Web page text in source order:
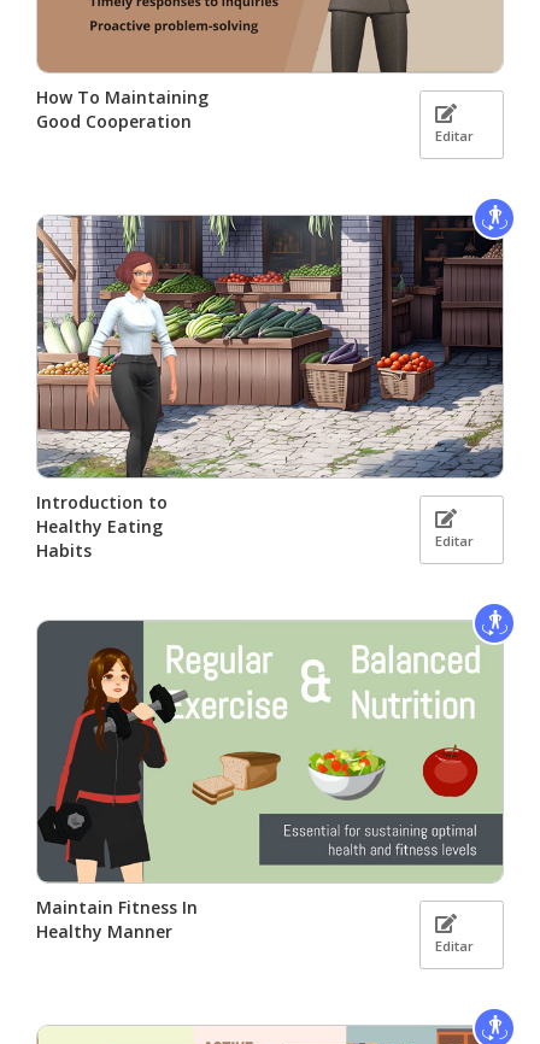
How To Maintaining
Good Cooperation
Editar
Introduction to
Healthy Eating
Habits
Editar
Maintain Fitness In
Healthy Manner
Editar